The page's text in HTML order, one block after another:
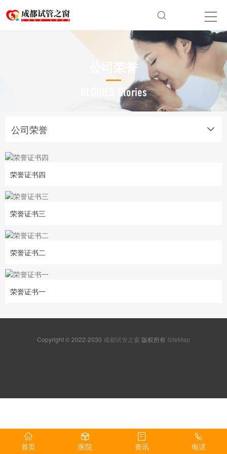
公司荣誉
GLORIES Glories
公司荣誉
荣誉证书四
荣誉证书三
荣誉证书二
荣誉证书一
Copyright © 2022-2030 成都试管之窗 版权所有 SiteMap
首页 医院 资讯 电话